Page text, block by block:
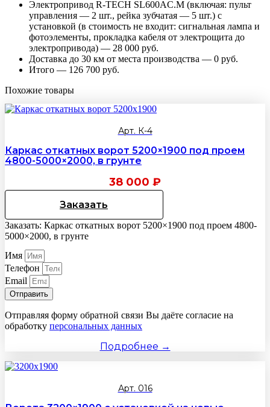
Электропривод R-TECH SL600AC.M (включая: пульт
управления — 2 шт., рейка зубчатая — 5 шт.) с
установкой (в стоимость не входит: сигнальная лампа и
фотоэлементы, прокладка кабеля от электрощита до
электропривода) — 28 000 руб.
Доставка до 30 км от места производства — 0 руб.
Итого — 126 700 руб.
Похожие товары
Арт. К-4
Каркас откатных ворот 5200×1900 под проем
4800-5000×2000, в грунте
38 000 ₽
Заказать
Заказать: Каркас откатных ворот 5200×1900 под проем 4800-
5000×2000, в грунте
Имя
Телефон
Email
Отправить
Отправляя форму обратной связи Вы даёте согласие на
обработку персональных данных
Подробнее →
Арт. 016